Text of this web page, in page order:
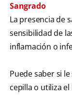
Sangrado
La presencia de
sensibilidad de
inflamación o
Puede saber si
cepilla o utiliza